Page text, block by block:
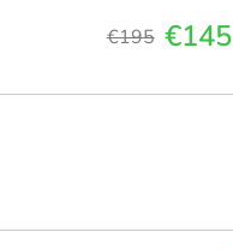
€195 €145